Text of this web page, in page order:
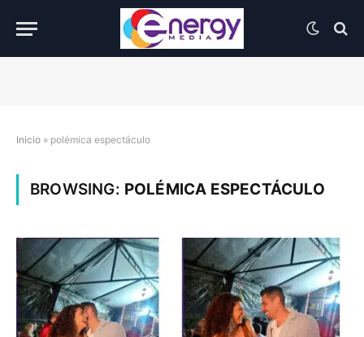
Inicio » polémica espectáculo
BROWSING: POLÉMICA ESPECTÁCULO